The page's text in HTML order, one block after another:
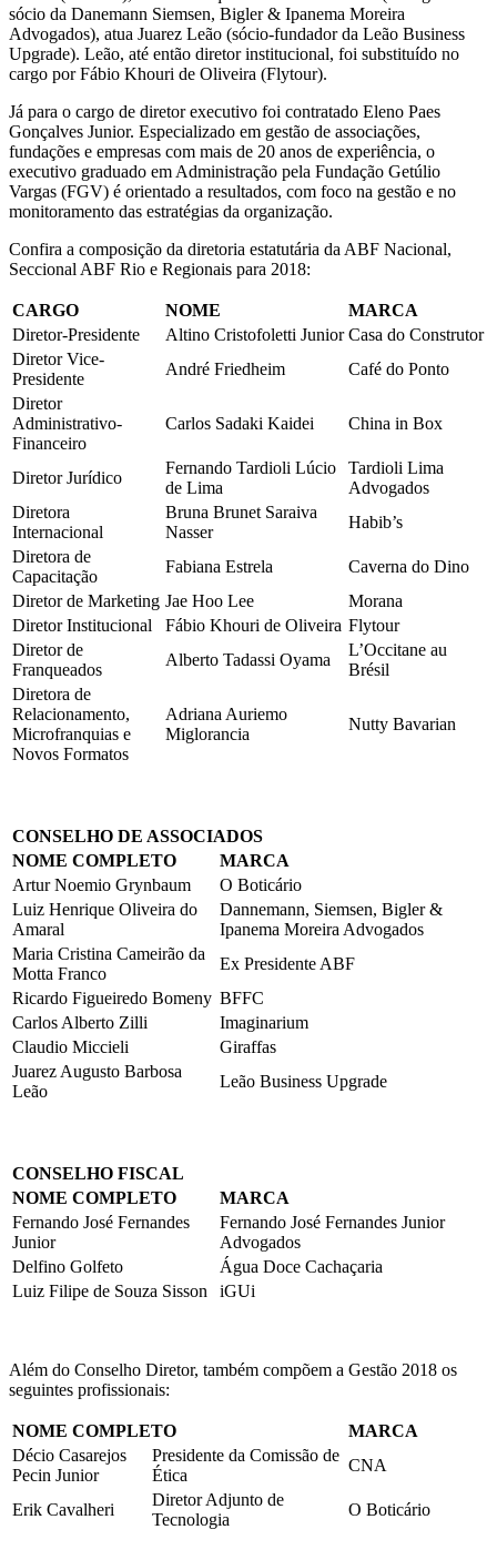
sócio da Danemann Siemsen, Bigler & Ipanema Moreira
Advogados), atua Juarez Leão (sócio-fundador da Leão Business
Upgrade). Leão, até então diretor institucional, foi substituído no
cargo por Fábio Khouri de Oliveira (Flytour).
Já para o cargo de diretor executivo foi contratado Eleno Paes
Gonçalves Junior. Especializado em gestão de associações,
fundações e empresas com mais de 20 anos de experiência, o
executivo graduado em Administração pela Fundação Getúlio
Vargas (FGV) é orientado a resultados, com foco na gestão e no
monitoramento das estratégias da organização.
Confira a composição da diretoria estatutária da ABF Nacional,
Seccional ABF Rio e Regionais para 2018:
CARGO NOME
MARCA
Diretor-Presidente
Altino Cristofoletti Junior Casa do Construtor
Diretor Vice-
Presidente
André Friedheim
Café do Ponto
Diretor
Administrativo-
Financeiro
Carlos Sadaki Kaidei China in Box
Diretor Jurídico
Fernando Tardioli Lúcio
de Lima
Tardioli Lima
Advogados
Diretora
Internacional
Bruna Brunet Saraiva
Nasser
Habib’s
Diretora de
Capacitação
Fabiana Estrela
Caverna do Dino
Diretor de Marketing Jae Hoo Lee
Morana
Diretor Institucional
Fábio Khouri de Oliveira Flytour
Diretor de
Franqueados
Alberto Tadassi Oyama
L’Occitane au
Brésil
Diretora de
Relacionamento,
Microfranquias e
Novos Formatos
Adriana Auriemo
Miglorancia
Nutty Bavarian
CONSELHO DE ASSOCIADOS
NOME COMPLETO
MARCA
Artur Noemio Grynbaum
O Boticário
Luiz Henrique Oliveira do
Amaral
Dannemann, Siemsen, Bigler &
Ipanema Moreira Advogados
Maria Cristina Cameirão da
Motta Franco
Ex Presidente ABF
Ricardo Figueiredo Bomeny BFFC
Carlos Alberto Zilli
Imaginarium
Claudio Miccieli
Giraffas
Juarez Augusto Barbosa
Leão
Leão Business Upgrade
CONSELHO FISCAL
NOME COMPLETO
MARCA
Fernando José Fernandes
Junior
Fernando José Fernandes Junior
Advogados
Delfino Golfeto
Água Doce Cachaçaria
Luiz Filipe de Souza Sisson
iGUi
Além do Conselho Diretor, também compõem a Gestão 2018 os
seguintes profissionais:
NOME COMPLETO
MARCA
Décio Casarejos
Pecin Junior
Presidente da Comissão de
Ética
CNA
Erik Cavalheri
Diretor Adjunto de
Tecnologia
O Boticário